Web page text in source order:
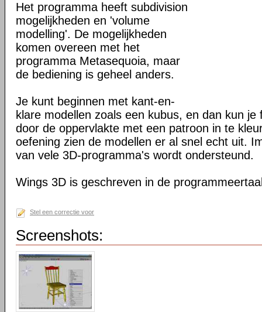
Het programma heeft subdivision
mogelijkheden en 'volume
modelling'. De mogelijkheden
komen overeen met het
programma Metasequoia, maar
de bediening is geheel anders.
Je kunt beginnen met kant-en-
klare modellen zoals een kubus, en dan kun
door de oppervlakte met een patroon in te
oefening zien de modellen er al snel echt uit.
van vele 3D-programma's wordt ondersteund.
Wings 3D is geschreven in de
Stel een correctie voor
Screenshots: